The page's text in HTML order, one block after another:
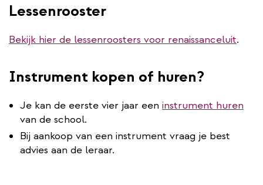
Lessenrooster
Bekijk hier de lessenroosters voor renaissanceluit.
Instrument kopen of huren?
Je kan de eerste vier jaar een instrument huren
van de school.
Bij aankoop van een instrument vraag je best
advies aan de leraar.